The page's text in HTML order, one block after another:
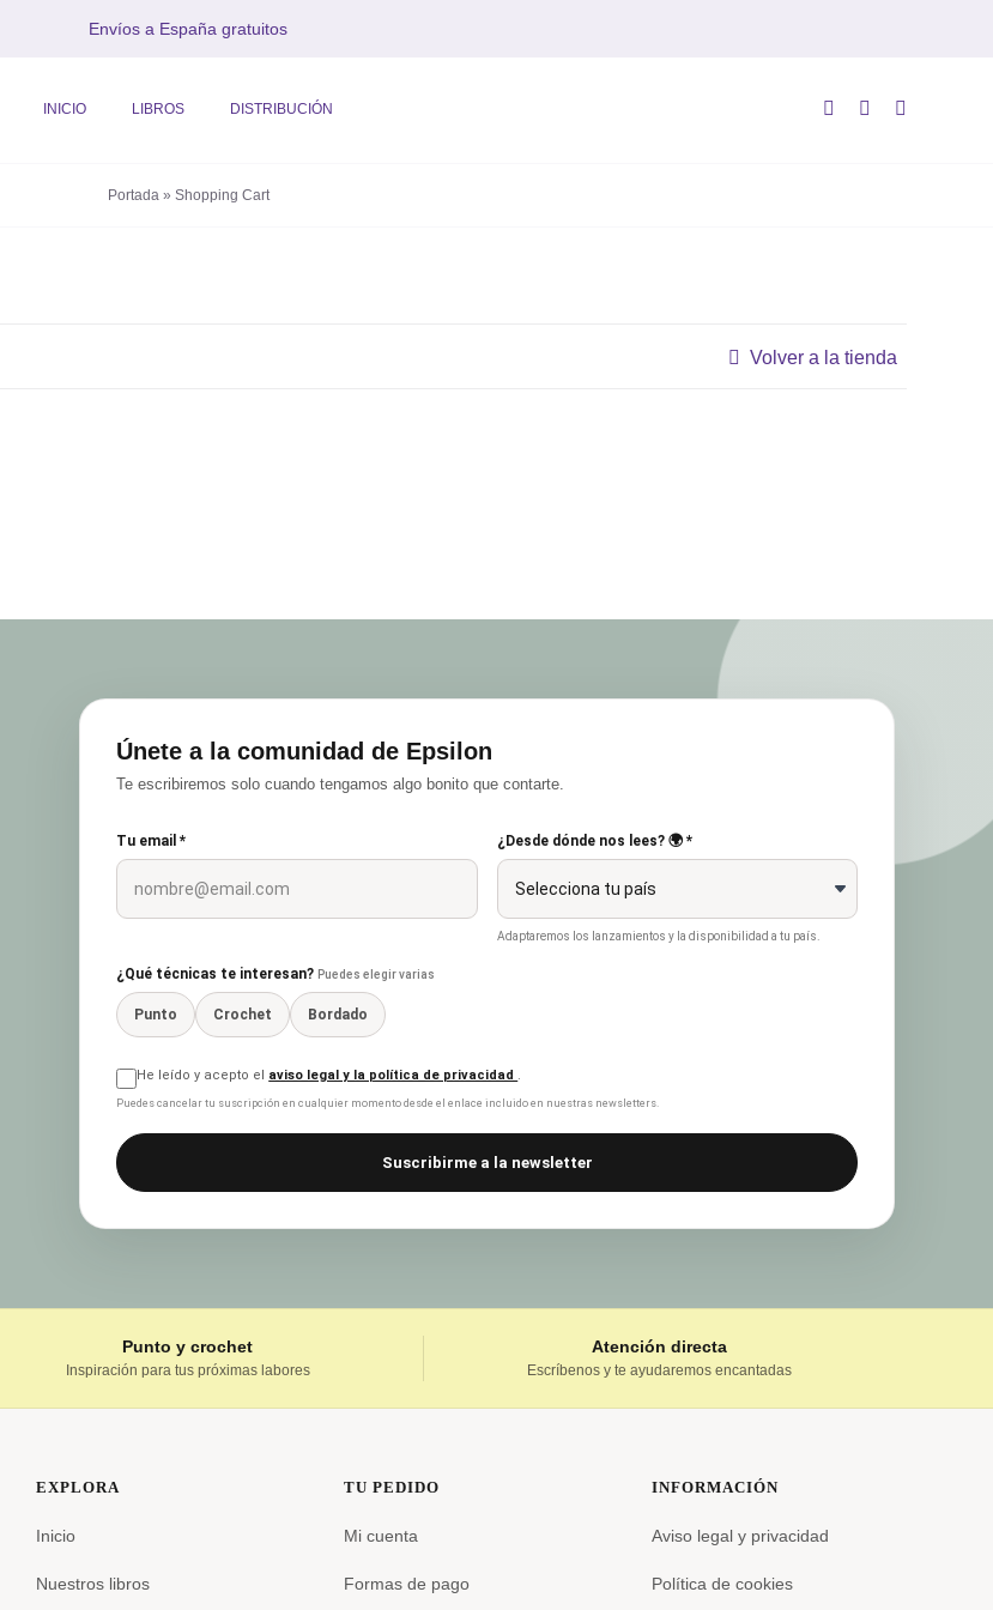
Envíos a España gratuitos
INICIO LIBROS DISTRIBUCIÓN
Portada » Shopping Cart
Volver a la tienda
Únete a la comunidad de Epsilon
Te escribiremos solo cuando tengamos algo bonito que contarte.
Tu email * ¿Desde dónde nos lees? 🌍 *
Adaptaremos los lanzamientos y la disponibilidad a tu país.
¿Qué técnicas te interesan? Puedes elegir varias
Punto Crochet Bordado
He leído y acepto el aviso legal y la política de privacidad .
Puedes cancelar tu suscripción en cualquier momento desde el enlace incluido en nuestras newsletters.
Suscribirme a la newsletter
Punto y crochet
Inspiración para tus próximas labores
Atención directa
Escríbenos y te ayudaremos encantadas
EXPLORA
Inicio
Nuestros libros
TU PEDIDO
Mi cuenta
Formas de pago
INFORMACIÓN
Aviso legal y privacidad
Política de cookies